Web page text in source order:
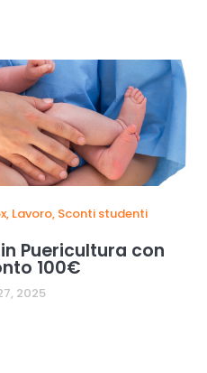
, Lavoro, Sconti studenti
Puericultura con
100€
2025